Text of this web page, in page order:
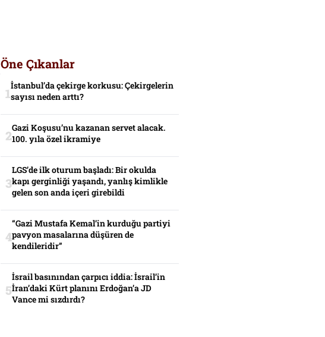
Öne Çıkanlar
İstanbul’da çekirge korkusu: Çekirgelerin
sayısı neden arttı?
Gazi Koşusu’nu kazanan servet alacak.
100. yıla özel ikramiye
LGS’de ilk oturum başladı: Bir okulda
kapı gerginliği yaşandı, yanlış kimlikle
gelen son anda içeri girebildi
“Gazi Mustafa Kemal’in kurduğu partiyi
pavyon masalarına düşüren de
kendileridir”
İsrail basınından çarpıcı iddia: İsrail’in
İran’daki Kürt planını Erdoğan’a JD
Vance mi sızdırdı?